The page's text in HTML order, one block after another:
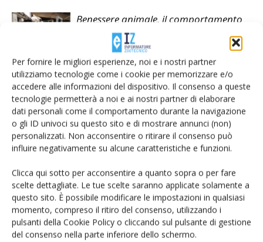
Per fornire le migliori esperienze, noi e i nostri partner
utilizziamo tecnologie come i cookie per memorizzare e/o
accedere alle informazioni del dispositivo. Il consenso a queste
tecnologie permetterà a noi e ai nostri partner di elaborare
dati personali come il comportamento durante la navigazione
o gli ID univoci su questo sito e di mostrare annunci (non)
personalizzati. Non acconsentire o ritirare il consenso può
influire negativamente su alcune caratteristiche e funzioni.
Clicca qui sotto per acconsentire a quanto sopra o per fare
scelte dettagliate. Le tue scelte saranno applicate solamente a
questo sito. È possibile modificare le impostazioni in qualsiasi
momento, compreso il ritiro del consenso, utilizzando i
pulsanti della Cookie Policy o cliccando sul pulsante di gestione
del consenso nella parte inferiore dello schermo.
Benessere animale, il comportamento
non mente
Coldiretti boccia la proposta di
Greenpeace sugli allevamenti: «Non
servono divieti, ma obiettivi misurabili»
Siccità e caldo, allarme per campi e
stalle: latte fino al 20% in meno
LASCIA UN COMMENTO